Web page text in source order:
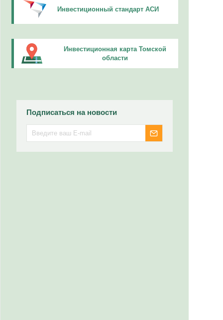
Инвестиционный стандарт АСИ
Инвестиционная карта Томской
области
Подписаться на новости